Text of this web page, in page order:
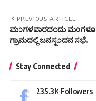
PREVIOUS ARTICLE
ಮಂಗಳವಾರದಂದು
ಗ್ರಾಮದಲ್ಲಿ ಜನಸ್ಪಂದನ ಸಭೆ.
Stay Connected
235.3K Followers